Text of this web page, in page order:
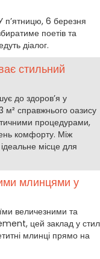
п’ятницю, 6 березня
поетів та
діалог.
стильний
до здоров’я у
м² справжнього оазису
процедурами,
комфорту. Між
місце для
млинцями у
величезними та
цей заклад у
млинці прямо на